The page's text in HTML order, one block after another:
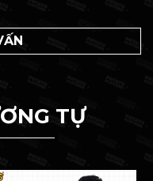
TỰ